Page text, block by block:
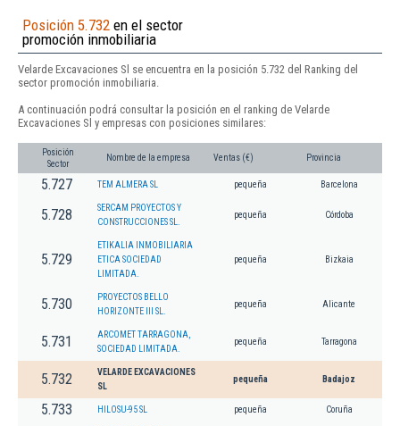
Posición 5.732 en el sector
promoción inmobiliaria
Velarde Excavaciones Sl se encuentra en la posición 5.732 del Ranking del
sector promoción inmobiliaria.
A continuación podrá consultar la posición en el ranking de Velarde
Excavaciones Sl y empresas con posiciones similares:
Posición
Sector
Nombre de la empresa Ventas (€) Provincia
5.727 TEM ALMERA SL pequeña Barcelona
5.728
SERCAM PROYECTOS Y
CONSTRUCCIONES SL.
pequeña Córdoba
5.729
ETIKALIA INMOBILIARIA
ETICA SOCIEDAD
LIMITADA.
pequeña Bizkaia
5.730
PROYECTOS BELLO
HORIZONTE III SL.
pequeña Alicante
5.731
ARCOMET TARRAGONA,
SOCIEDAD LIMITADA.
pequeña Tarragona
5.732
VELARDE EXCAVACIONES
SL
pequeña Badajoz
5.733 HILOSU-95 SL pequeña Coruña